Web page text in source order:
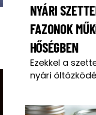
NYÁRI
FAZONOK
HŐSÉGBEN
Ezekkel a
nyári